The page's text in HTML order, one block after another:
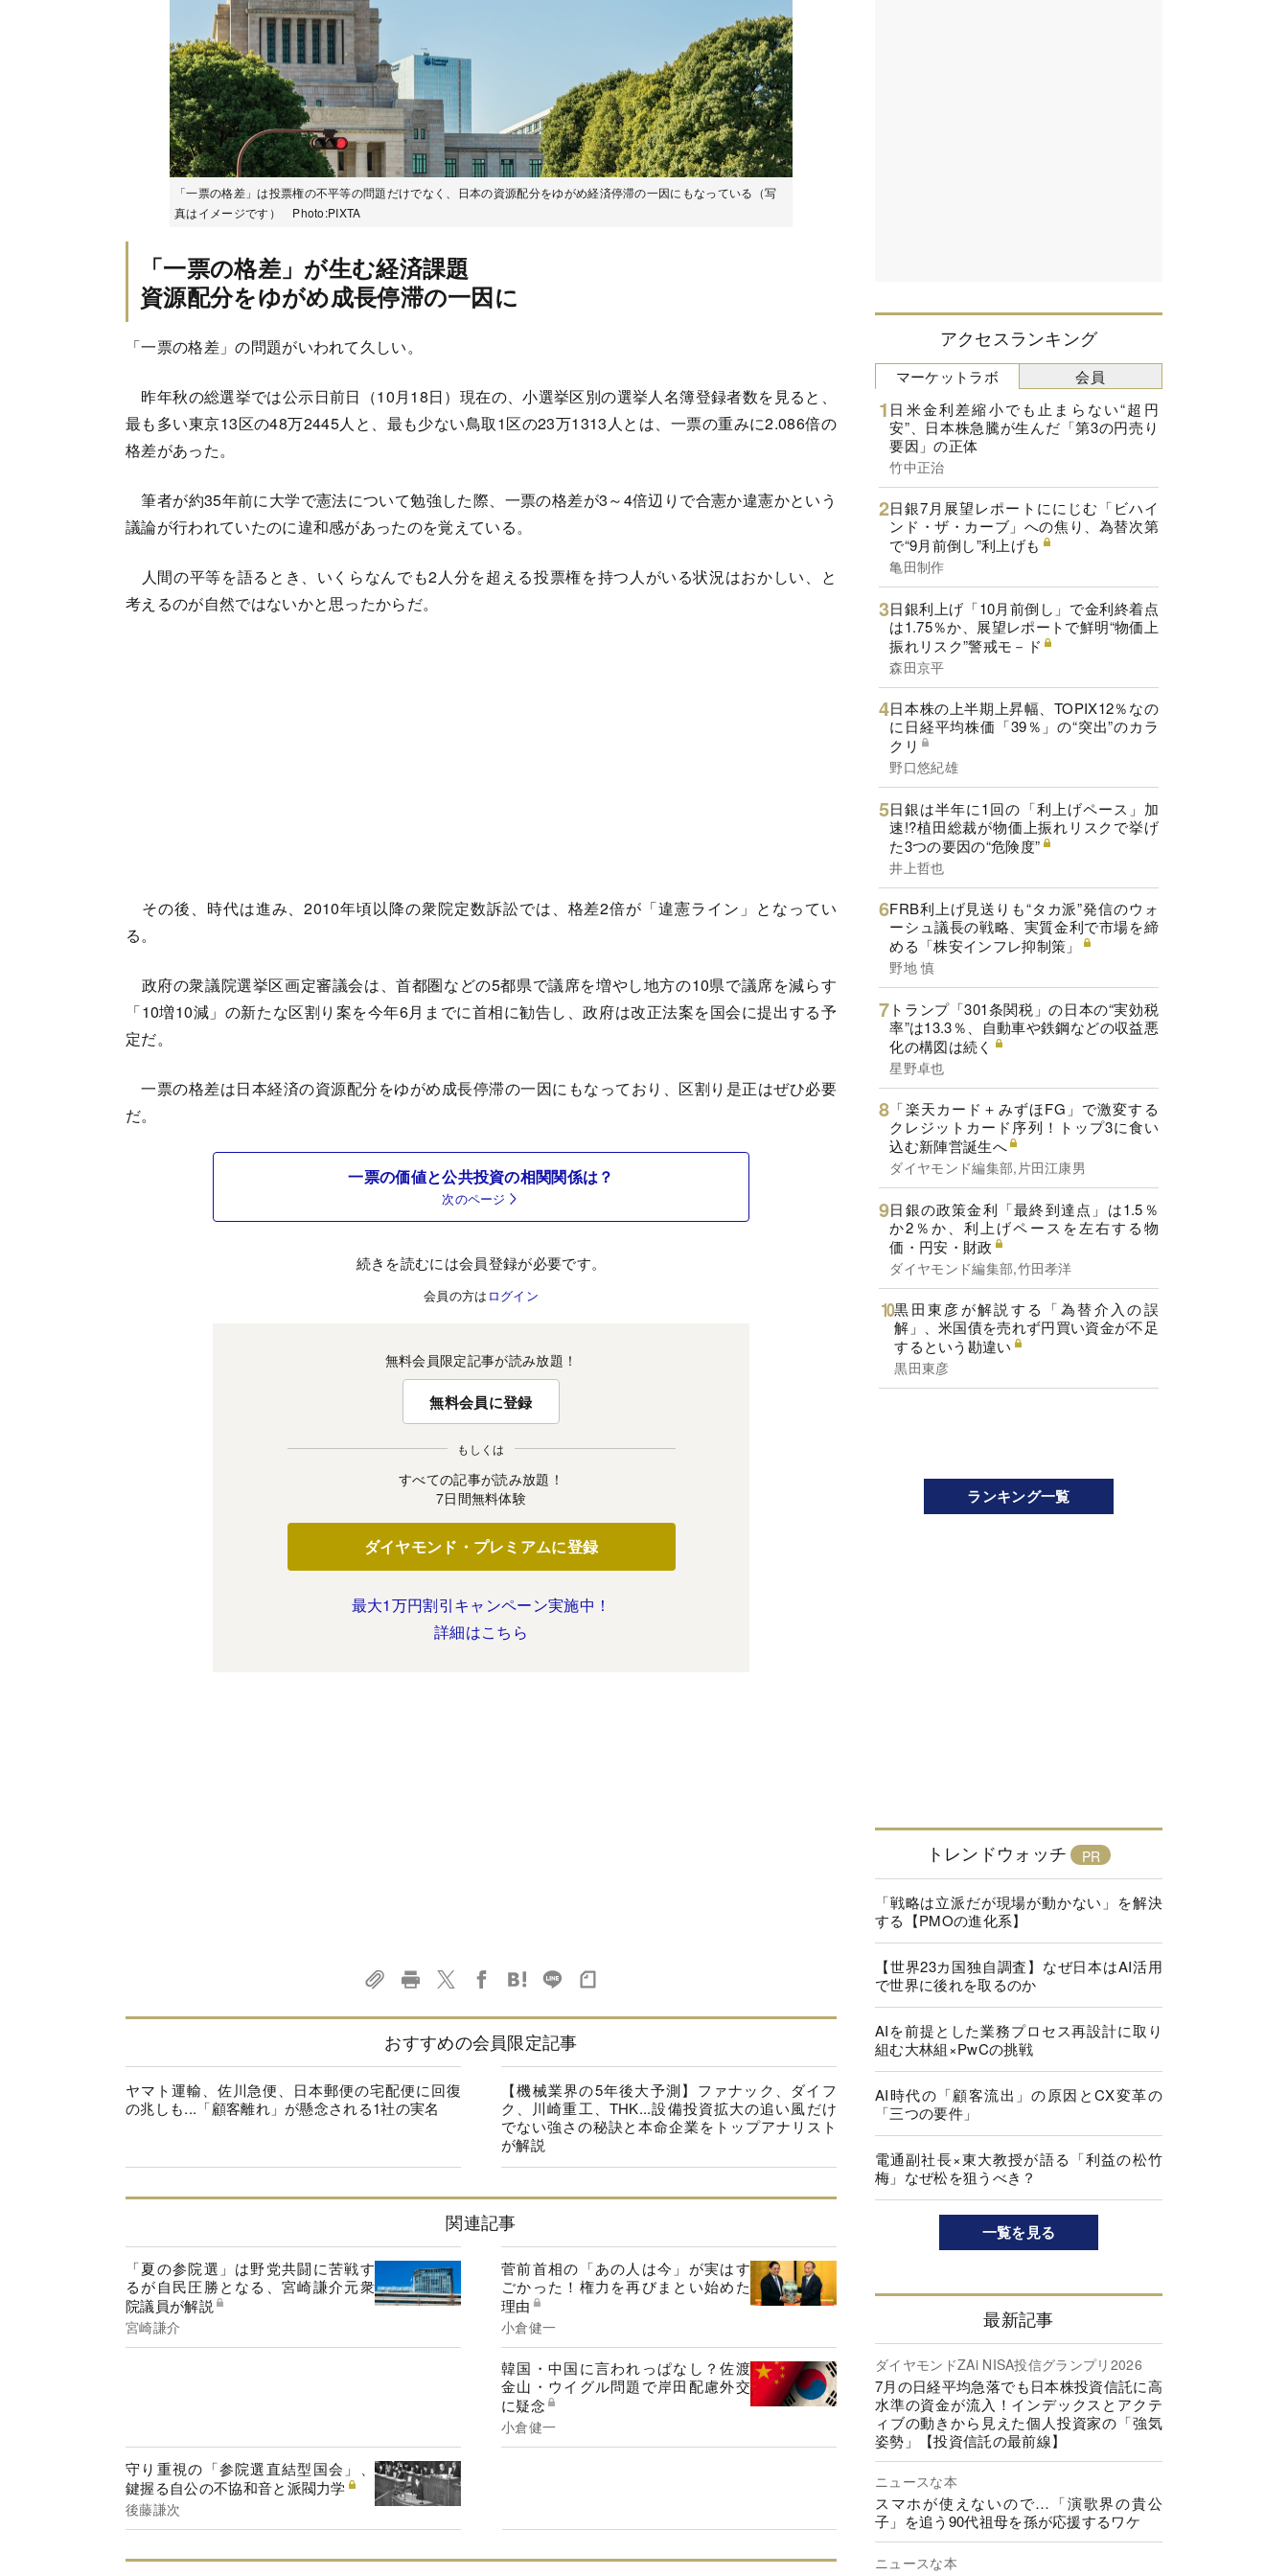
「一票の格差」は投票権の不平等の問題だけでなく、日本の資源配分をゆがめ経済停滞の一因にもなっている（写
真はイメージです） Photo:PIXTA
「一票の格差」が生む経済課題
資源配分をゆがめ成長停滞の一因に
「一票の格差」の問題がいわれて久しい。
昨年秋の総選挙では公示日前日（10月18日）現在の、小選挙区別の選挙人名簿登録者数を見ると、
最も多い東京13区の48万2445人と、最も少ない鳥取1区の23万1313人とは、一票の重みに2.086倍の
格差があった。
筆者が約35年前に大学で憲法について勉強した際、一票の格差が3～4倍辺りで合憲か違憲かという
議論が行われていたのに違和感があったのを覚えている。
人間の平等を語るとき、いくらなんでも2人分を超える投票権を持つ人がいる状況はおかしい、と
考えるのが自然ではないかと思ったからだ。
その後、時代は進み、2010年頃以降の衆院定数訴訟では、格差2倍が「違憲ライン」となってい
る。
政府の衆議院選挙区画定審議会は、首都圏などの5都県で議席を増やし地方の10県で議席を減らす
「10増10減」の新たな区割り案を今年6月までに首相に勧告し、政府は改正法案を国会に提出する予
定だ。
一票の格差は日本経済の資源配分をゆがめ成長停滞の一因にもなっており、区割り是正はぜひ必要
だ。
一票の価値と公共投資の相関関係は？
次のページ
続きを読むには会員登録が必要です。
会員の方は ログイン
無料会員限定記事が読み放題！
無料会員に登録
もしくは
すべての記事が読み放題！
7日間無料体験
ダイヤモンド・プレミアムに登録
最大1万円割引キャンペーン実施中！
詳細はこちら
おすすめの会員限定記事
ヤマト運輸、佐川急便、日本郵便の宅配便に回復
の兆しも...「顧客離れ」が懸念される1社の実名
【機械業界の5年後大予測】ファナック、ダイフ
ク、川崎重工、THK...設備投資拡大の追い風だけ
でない強さの秘訣と本命企業をトップアナリスト
が解説
関連記事
「夏の参院選」は野党共闘に苦戦す
るが自民圧勝となる、宮崎謙介元衆
院議員が解説
宮崎謙介
菅前首相の「あの人は今」が実はす
ごかった！権力を再びまとい始めた
理由
小倉健一
韓国・中国に言われっぱなし？佐渡
金山・ウイグル問題で岸田配慮外交
に疑念
小倉健一
守り重視の「参院選直結型国会」、
鍵握る自公の不協和音と派閥力学
後藤謙次
アクセスランキング
マーケットラボ
日米金利差縮小でも止まらない“超円
安”、日本株急騰が生んだ「第3の円売り
要因」の正体
竹中正治
日銀7月展望レポートににじむ「ビハイ
ンド・ザ・カーブ」への焦り、為替次第
で“9月前倒し”利上げも
亀田制作
日銀利上げ「10月前倒し」で金利終着点
は1.75％か、展望レポートで鮮明“物価上
振れリスク”警戒モ－ド
森田京平
日本株の上半期上昇幅、TOPIX12％なの
に日経平均株価「39％」の“突出”のカラ
クリ
野口悠紀雄
日銀は半年に1回の「利上げペース」加
速!?植田総裁が物価上振れリスクで挙げ
た3つの要因の“危険度”
井上哲也
FRB利上げ見送りも“タカ派”発信のウォ
ーシュ議長の戦略、実質金利で市場を締
める「株安インフレ抑制策」
野地 慎
トランプ「301条関税」の日本の“実効税
率”は13.3％、自動車や鉄鋼などの収益悪
化の構図は続く
星野卓也
「楽天カード＋みずほFG」で激変する
クレジットカード序列！トップ3に食い
込む新陣営誕生へ
ダイヤモンド編集部,片田江康男
日銀の政策金利「最終到達点」は1.5％
か2％か、利上げペースを左右する物
価・円安・財政
ダイヤモンド編集部,竹田孝洋
黒田東彦が解説する「為替介入の誤
解」、米国債を売れず円買い資金が不足
するという勘違い
黒田東彦
会員
ランキング一覧
トレンドウォッチ
「戦略は立派だが現場が動かない」を解決
する【PMOの進化系】
【世界23カ国独自調査】なぜ日本はAI活用
で世界に後れを取るのか
AIを前提とした業務プロセス再設計に取り
組む大林組×PwCの挑戦
AI時代の「顧客流出」の原因とCX変革の
「三つの要件」
電通副社長×東大教授が語る「利益の松竹
梅」なぜ松を狙うべき？
一覧を見る
最新記事
ダイヤモンドZAi NISA投信グランプリ2026
7月の日経平均急落でも日本株投資信託に高
水準の資金が流入！インデックスとアクテ
ィブの動きから見えた個人投資家の「強気
姿勢」【投資信託の最前線】
ニュースな本
スマホが使えないので…「演歌界の貴公
子」を追う90代祖母を孫が応援するワケ
ニュースな本